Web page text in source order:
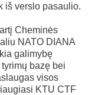
iš verslo pasaulio.
Cheminės
NATO DIANA
galimybę
bazę bei
visos
KTU CTF